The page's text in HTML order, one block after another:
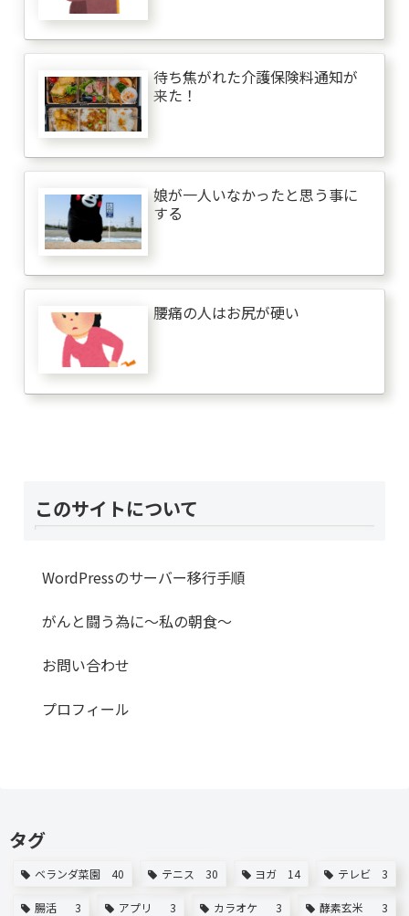
待ち焦がれた介護保険料通知が
来た！
娘が一人いなかったと思う事に
する
腰痛の人はお尻が硬い
このサイトについて
WordPressのサーバー移行手順
がんと闘う為に～私の朝食～
お問い合わせ
プロフィール
タグ
ベランダ菜園 40 テニス 30 ヨガ 14 テレビ 3
腸活 3 アプリ 3 カラオケ 3 酵素玄米 3